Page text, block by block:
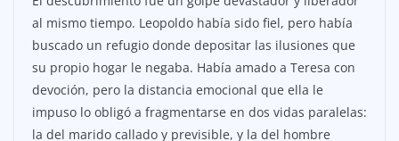
al mismo tiempo. Leopoldo había sido fiel, pero había
buscado un refugio donde depositar las ilusiones que
su propio hogar le negaba. Había amado a Teresa con
devoción, pero la distancia emocional que ella le
impuso lo obligó a fragmentarse en dos vidas paralelas:
la del marido callado y previsible, y la del hombre